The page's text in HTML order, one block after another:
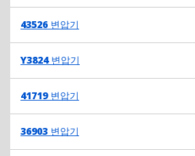
43526 변압기
Y3824변압기
41719변압기
36903 변압기